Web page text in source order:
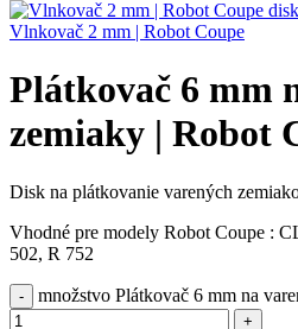
Vlnkovač 2 mm | Robot Coupe
Plátkovač 6 mm
zemiaky | Robot
Disk na plátkovanie varených
Vhodné pre modely Robot Coupe :
502, R 752
množstvo Plátkovač 6 mm na